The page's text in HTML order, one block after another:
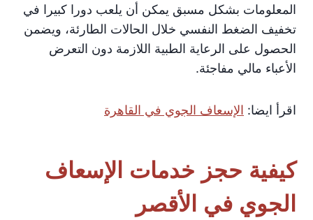
المعلومات بشكل مسبق يمكن أن يلعب دورا كبيرا في
تخفيف الضغط النفسي خلال الحالات الطارئة، ويضمن
الحصول على الرعاية الطبية اللازمة دون التعرض
الأعباء مالي مفاجئة.
اقرأ ايضا: الإسعاف الجوي في القاهرة
كيفية حجز خدمات الإسعاف
الجوي في الأقصر